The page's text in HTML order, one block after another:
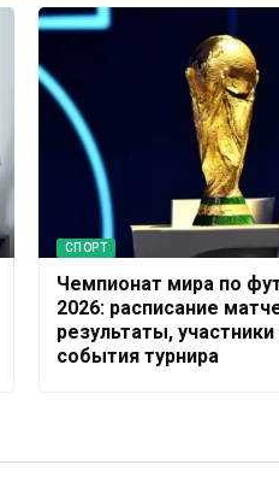
СПОРТ
Чемпионат мира по
2026: расписание
результаты,
события турнира